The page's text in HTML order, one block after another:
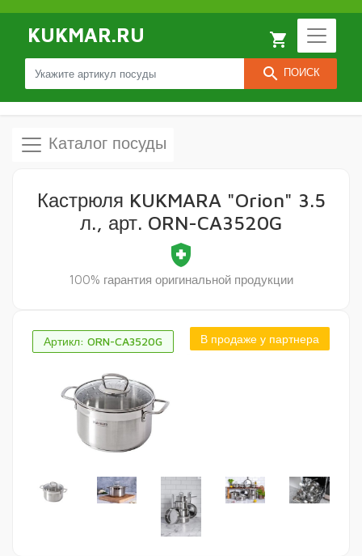
KUKMAR.RU
search ПОИСК
local_grocery_store
Каталог посуды
Артикл: ORN-CA3520G В продаже у партнера
Кастрюля KUKMARA "Orion" 3.5
л., арт. ORN-CA3520G
health_and_safety
100% гарантия оригинальной продукции